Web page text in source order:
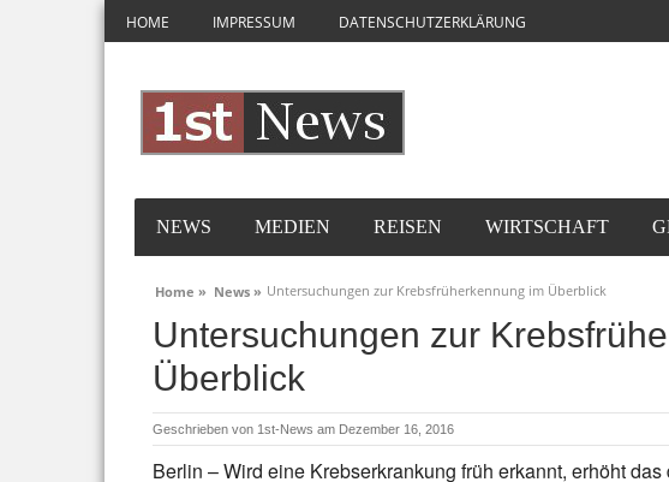
HOME IMPRESSUM DATENSCHUTZERKLÄRUNG
NEWS MEDIEN REISEN WIRTSCHAFT
Home » News » Untersuchungen zur Krebsfrüherkennung im Überblick
Untersuchungen zur
Überblick
Geschrieben von 1st-News am Dezember 16, 2016
Berlin – Wird eine Krebserkrankung früh erkannt, erhöht